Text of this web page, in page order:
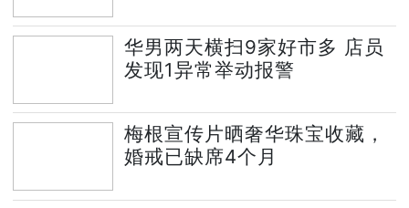
华男两天横扫9家好市多 店员
发现1异常举动报警
梅根宣传片晒奢华珠宝收藏，
婚戒已缺席4个月